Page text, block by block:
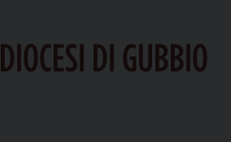
DIOCESI DI GUBBIO